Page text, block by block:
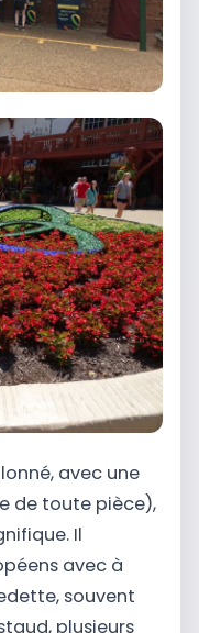
avec une
de toute pièce),
Il
avec à
souvent
plusieurs